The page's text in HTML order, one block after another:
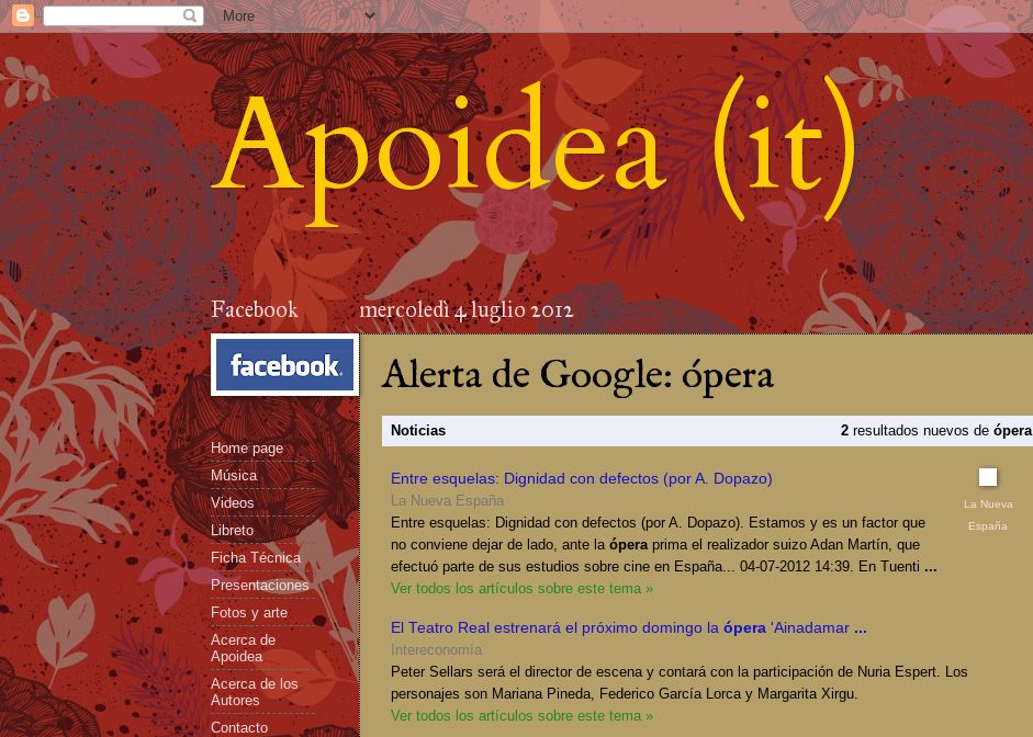
Apoidea (it)
mercoledì 4 luglio 2012
Alerta de Google: ópera
Noticias 2 resultados nuevos de ópera
Entre esquelas: Dignidad con defectos (por A. Dopazo)
La Nueva España
Entre esquelas: Dignidad con defectos (por A. Dopazo). Estamos y es un factor que
no conviene dejar de lado, ante la ópera prima el realizador suizo Adan Martín, que
efectuó parte de sus estudios sobre cine en España... 04-07-2012 14:39. En Tuenti ...
Ver todos los artículos sobre este tema »
La Nueva
España
El Teatro Real estrenará el próximo domingo la ópera 'Ainadamar ...
Intereconomía
Peter Sellars será el director de escena y contará con la participación de Nuria Espert. Los
personajes son Mariana Pineda, Federico García Lorca y Margarita Xirgu.
Ver todos los artículos sobre este tema »
Facebook
Home page
Música
Videos
Libreto
Ficha Técnica
Presentaciones
Fotos y arte
Acerca de
Apoidea
Acerca de los
Autores
Contacto